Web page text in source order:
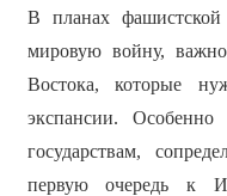
В планах
мировую войну,
Востока, которые
экспансии.
государствам,
первую очередь к